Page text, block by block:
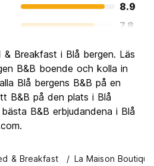
8.9
7.8
7.6
5.5
Breakfast i Blå bergen. Läs
B&B boende och kolla in
Blå bergens B&B på en
B&B på den plats i Blå
B&B erbjudandena i Blå
& Breakfast La Maison